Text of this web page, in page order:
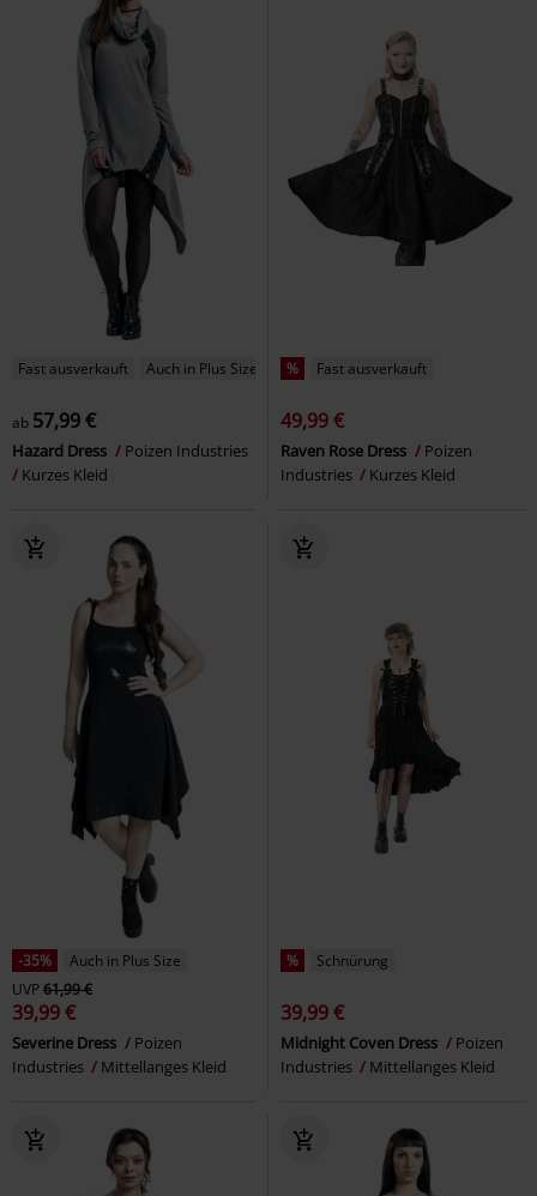
Fast ausverkauft Auch in Plus Size
ab 57,99 €
Hazard Dress
Poizen Industries
Kurzes Kleid
% Fast ausverkauft
49,99 €
Raven Rose Dress
Poizen
Industries
Kurzes Kleid
-35%
Auch in Plus Size
UVP61,99 €
39,99 €
Severine Dress
Poizen
Industries
Mittellanges Kleid
% Schnürung
39,99 €
Midnight Coven Dress
Poizen
Industries
Mittellanges Kleid